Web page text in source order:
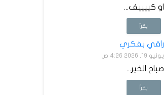
او كييييف...
يقرأ
راقي بفكري
يونيو 19, 2026 4:26 ص
صباح الخير...
يقرأ